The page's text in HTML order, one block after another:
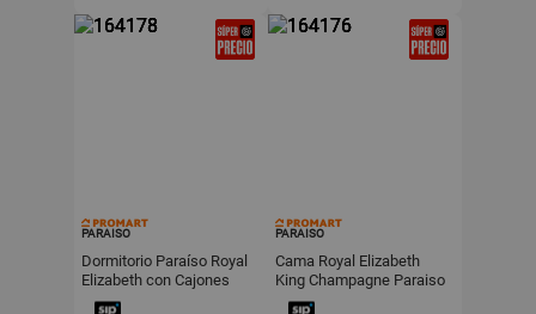
PARAISO
Dormitorio Paraíso Royal
Elizabeth con Cajones
King Champagne
PARAISO
Cama Royal Elizabeth
King Champagne Paraiso